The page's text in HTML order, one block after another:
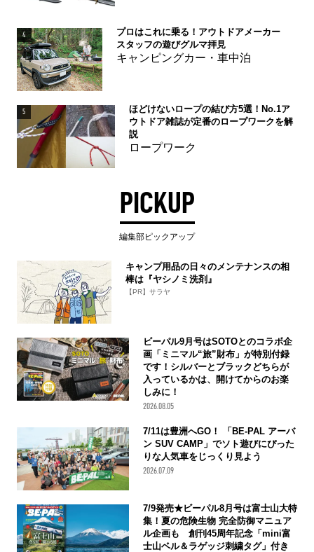
4
プロはこれに乗る！アウトドアメーカー
スタッフの遊びグルマ拝見
キャンピングカー・車中泊
5
ほどけないロープの結び方5選！No.1ア
ウトドア雑誌が定番のロープワークを解
説
ロープワーク
PICKUP
編集部ピックアップ
キャンプ用品の日々のメンテナンスの相
棒は『ヤシノミ洗剤』
【PR】サラヤ
ビーパル9月号はSOTOとのコラボ企
画「ミニマル“旅”財布」が特別付録
です！シルバーとブラックどちらが
入っているかは、開けてからのお楽
しみに！
2026.08.05
7/11は豊洲へGO！ 「BE-PAL アーバ
ン SUV CAMP」でソト遊びにぴった
りな人気車をじっくり見よう
2026.07.09
7/9発売★ビーパル8月号は富士山大特
集！夏の危険生物 完全防御マニュア
ル企画も 創刊45周年記念「mini富
士山ベル＆ラゲッジ刺繍タグ」付き